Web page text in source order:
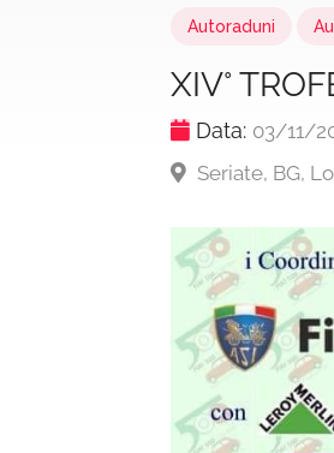
Autoraduni
XIV°
Data: 03/11/
Seriate, BG,